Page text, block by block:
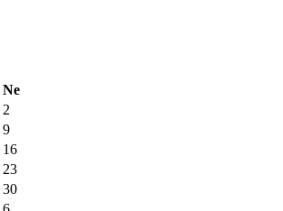
Ne
2
9
16
23
30